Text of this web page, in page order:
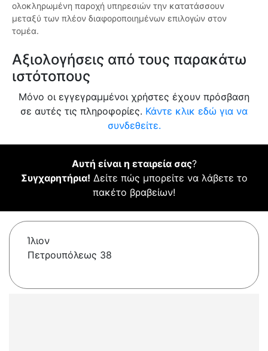
ολοκληρωμένη παροχή υπηρεσιών την κατατάσσουν
μεταξύ των πλέον διαφοροποιημένων επιλογών στον
τομέα.
Αξιολογήσεις από τους παρακάτω
ιστότοπους
Μόνο οι εγγεγραμμένοι χρήστες έχουν πρόσβαση
σε αυτές τις πληροφορίες. Κάντε κλικ εδώ για να
συνδεθείτε.
Αυτή είναι η εταιρεία σας?
Συγχαρητήρια! Δείτε πώς μπορείτε να λάβετε το
πακέτο βραβείων!
Ίλιον
Πετρουπόλεως 38